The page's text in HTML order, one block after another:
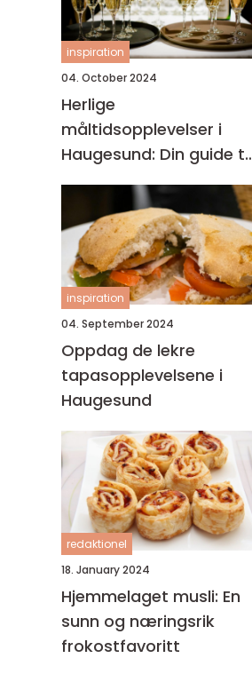
inspiration
04. October 2024
Herlige
måltidsopplevelser i
Haugesund: Din guide til
lokal catering
inspiration
04. September 2024
Oppdag de lekre
tapasopplevelsene i
Haugesund
redaktionel
18. January 2024
Hjemmelaget musli: En
sunn og næringsrik
frokostfavoritt